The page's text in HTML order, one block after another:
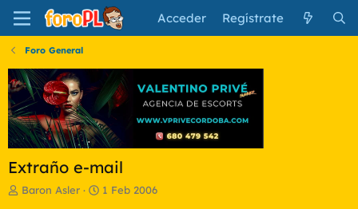
Acceder Regístrate
Foro General
Extraño e-mail
IBaron Asler
F1 Feb 2006